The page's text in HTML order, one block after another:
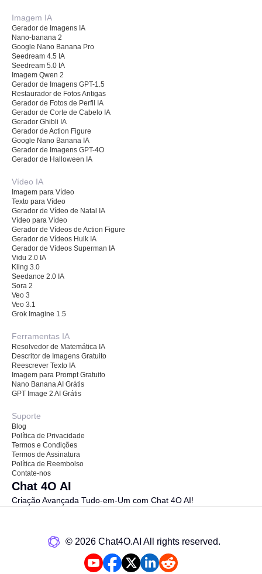
Imagem IA
Gerador de Imagens IA
Nano-banana 2
Google Nano Banana Pro
Seedream 4.5 IA
Seedream 5.0 IA
Imagem Qwen 2
Gerador de Imagens GPT-1.5
Restaurador de Fotos Antigas
Gerador de Fotos de Perfil IA
Gerador de Corte de Cabelo IA
Gerador Ghibli IA
Gerador de Action Figure
Google Nano Banana IA
Gerador de Imagens GPT-4O
Gerador de Halloween IA
Vídeo IA
Imagem para Vídeo
Texto para Vídeo
Gerador de Vídeo de Natal IA
Vídeo para Vídeo
Gerador de Vídeos de Action Figure
Gerador de Vídeos Hulk IA
Gerador de Vídeos Superman IA
Vidu 2.0 IA
Kling 3.0
Seedance 2.0 IA
Sora 2
Veo 3
Veo 3.1
Grok Imagine 1.5
Ferramentas IA
Resolvedor de Matemática IA
Descritor de Imagens Gratuito
Reescrever Texto IA
Imagem para Prompt Gratuito
Nano Banana AI Grátis
GPT Image 2 AI Grátis
Suporte
Blog
Política de Privacidade
Termos e Condições
Termos de Assinatura
Política de Reembolso
Contate-nos
Chat 4O AI
Criação Avançada Tudo-em-Um com Chat 4O AI!
©️ 2026 Chat4O.AI All rights reserved.